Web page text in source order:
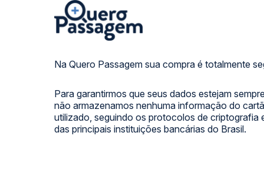
Na Quero Passagem sua compra é totalmente
Para garantirmos que seus dados estejam
não armazenamos nenhuma informação do
utilizado, seguindo os protocolos de criptografia
das principais instituições bancárias do Brasil.